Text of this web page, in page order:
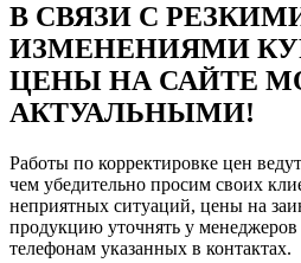
В СВЯЗИ С
ИЗМЕНЕНИЯМИ
ЦЕНЫ НА САЙТЕ
АКТУАЛЬНЫМИ!
Работы по корректировке цен
чем убедительно просим своих
неприятных ситуаций, цены на
продукцию уточнять у
телефонам указанных в контактах.